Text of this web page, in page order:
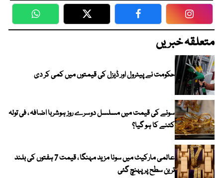
WhatsApp Twitter Facebook
متعلقہ خبریں
حکومت نے پیٹرول اور ڈیزل کی قیمتوں میں کمی کر دی
سونے کی قیمت میں مسلسل دوسرے روز ہوشربا اضافہ ، فی تولہ
کتنے کا ہو گیا؟
عالمی مارکیٹ میں سونا مزید مہنگا ، قیمت 7 ہفتوں کی بلند
ترین سطح پر پہنچ گئی